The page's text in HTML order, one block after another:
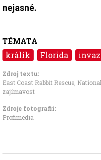
nejasné.
TÉMATA
králík Florida
Zdroj textu:
East Coast Rabbit Rescue
zajímavost
Zdroje fotografii:
Profimedia